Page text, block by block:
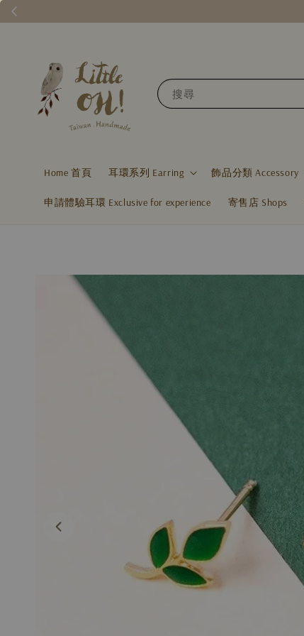
搜尋
Home 首頁 耳環系列 Earring 飾品分類 Accessory
申請體驗耳環 Exclusive for experience 寄售店 Shops